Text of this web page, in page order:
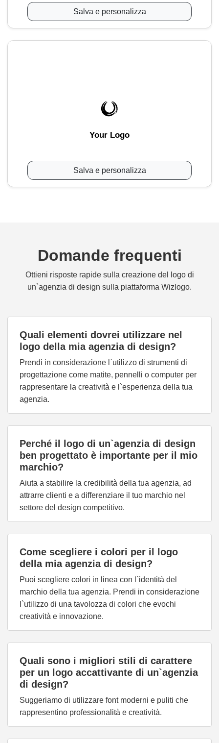
Salva e personalizza
Your Logo
Salva e personalizza
Domande frequenti
Ottieni risposte rapide sulla creazione del logo di
un`agenzia di design sulla piattaforma Wizlogo.
Quali elementi dovrei utilizzare nel
logo della mia agenzia di design?
Prendi in considerazione l`utilizzo di strumenti di
progettazione come matite, pennelli o computer per
rappresentare la creatività e l`esperienza della tua
agenzia.
Perché il logo di un`agenzia di design
ben progettato è importante per il mio
marchio?
Aiuta a stabilire la credibilità della tua agenzia, ad
attrarre clienti e a differenziare il tuo marchio nel
settore del design competitivo.
Come scegliere i colori per il logo
della mia agenzia di design?
Puoi scegliere colori in linea con l`identità del
marchio della tua agenzia. Prendi in considerazione
l`utilizzo di una tavolozza di colori che evochi
creatività e innovazione.
Quali sono i migliori stili di carattere
per un logo accattivante di un`agenzia
di design?
Suggeriamo di utilizzare font moderni e puliti che
rappresentino professionalità e creatività.